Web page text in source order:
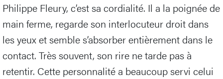
Philippe Fleury, c’est sa cordialité. Il a la poignée de
main ferme, regarde son interlocuteur droit dans
les yeux et semble s’absorber entièrement dans le
contact. Très souvent, son rire ne tarde pas à
retentir. Cette personnalité a beaucoup servi celui